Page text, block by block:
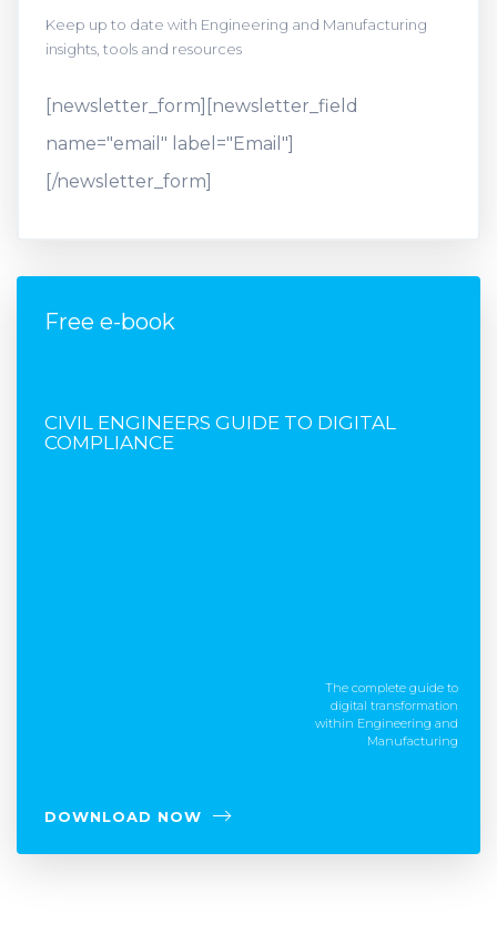
Keep up to date with Engineering and Manufacturing
insights, tools and resources
[newsletter_form][newsletter_field
name="email" label="Email"]
[/newsletter_form]
Free e-book
CIVIL ENGINEERS GUIDE TO DIGITAL
COMPLIANCE
The complete guide to
digital transformation
within Engineering and
Manufacturing
DOWNLOAD NOW